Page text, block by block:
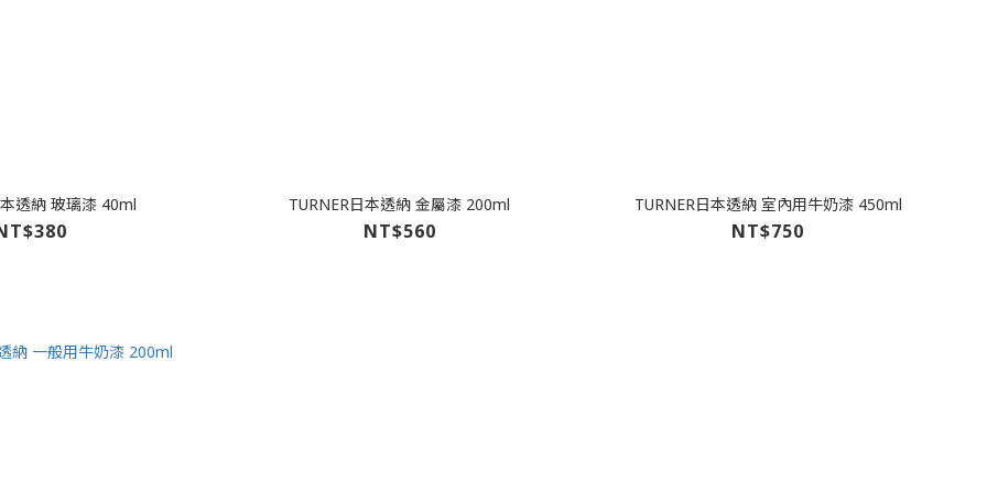
透納 玻璃漆 40ml TURNER日本透納 金屬漆 200ml
NT$560
TURNER日本透納 室內用牛奶漆 450ml
NT$750